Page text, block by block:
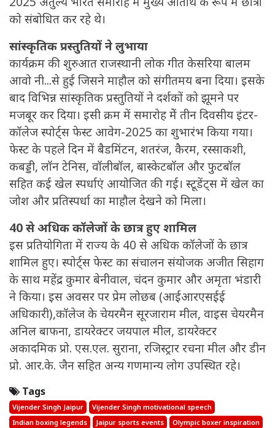
को संबोधित कर रहे ​थे।
सांस्कृतिक प्रस्तुतियों ने लुभाया
कार्यक्रम की शुरुआत राजस्थानी लोक गीत केसरिया बालम
आवो नी...से हुई जिसने माहौल को संगीतमय बना दिया। इसके
बाद विभिन्न सांस्कृतिक प्रस्तुतियों ने दर्शकों को झूमने पर
मजबूर कर दिया। इसी क्रम में समारोह मेें तीन दिवसीय इंटर-
कॉलेज स्पोर्ट्स फेस्ट आवेग-2025 का शुभारंभ किया गया।
फेस्ट के पहले दिन में बैडमिंटन, शतरंज, कैरम, रस्साकशी,
कबड्डी, लॉन टेनिस, वॉलीबॉल, बास्केटबॉल और फुटबॉल
सहित कई खेल स्पर्धाएं आयोजित की गई। स्टूडेंट्स में खेल का
जोश और प्रतिस्पर्धा का माहौल देखने को मिला।
40 से अधिक कॉलेजों के छात्र हुए शामिल
इस प्रतियोगिता में राज्य के 40 से अधिक कॉलेजों के छात्र
शामिल हुए। स्पोर्ट्स फेस्ट का संचालन संयोजक अजीत सिहाग
के साथ महेंद्र कुमार बेनीवाल, चंदन कुमार और अमृता भंडारी
ने किया। इस अवसर पर प्रेम लोछब (आईआरएसईई
अधिकारी),कॉलेज के चेयरमैन सूरजाराम मील, वाइस चेयरमैन
अनिल बाफना, डायरेक्टर जयपाल मील, डायरेक्टर
अकादमिक प्रो. एस.एल. सुराना, रजिस्ट्रार रचना मील और डीन
प्रो. आर.के. जैन सहित अन्य गणमान्य लोग उपस्थित रहे।
Tags
Vijender Singh Jaipur
Vijender Singh motivational speech
Indian boxing legends
Jaipur sports events
Olympic boxer inspiration